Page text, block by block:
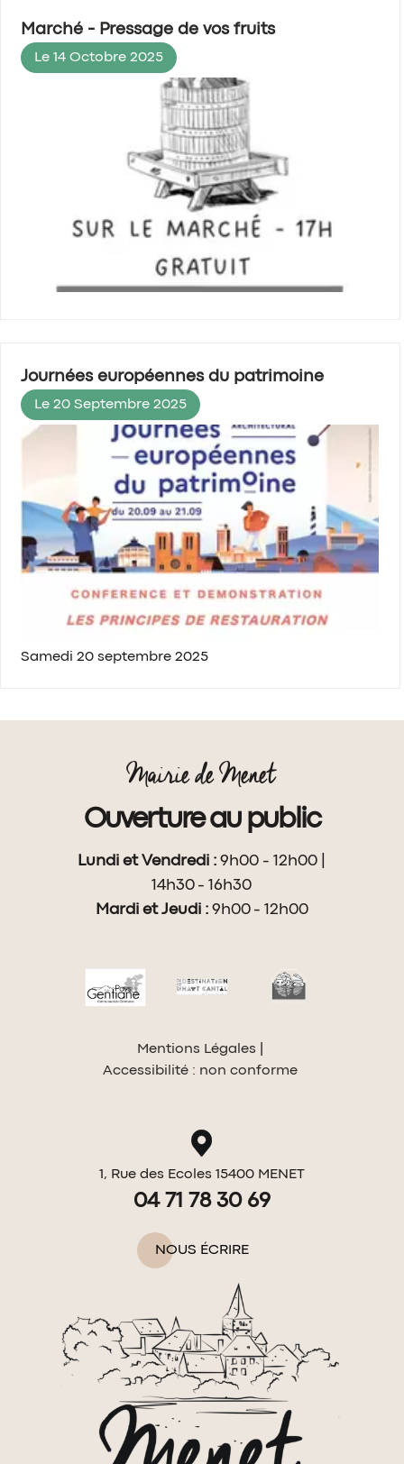
Marché - Pressage de vos fruits
Le 14 Octobre 2025
Journées européennes du patrimoine
Le 20 Septembre 2025
Samedi 20 septembre 2025
Mairie de Menet
Ouverture au public
Lundi et Vendredi :9h00 - 12h00 |
14h30 - 16h30
Mardi et Jeudi : 9h00 - 12h00
Mentions Légales
Accessibilité : non conforme
1, Rue des Ecoles 15400 MENET
04 71 78 30 69
NOUS ÉCRIRE